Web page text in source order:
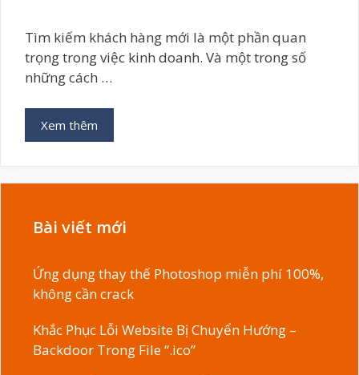
Tìm kiếm khách hàng mới là một phần quan
trọng trong việc kinh doanh. Và một trong số
những cách …
Xem thêm
Bài viết mới
Ứng dụng thay thế Photoshop miễn phí 100%,
không cần crack
Khắc Phục Lỗi Website Bị Chuyển Hướng –
Backdoor Trong File “.ico”